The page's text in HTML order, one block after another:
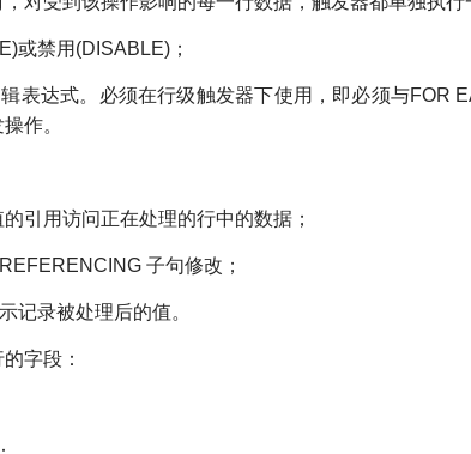
或禁用(DISABLE)；
表达式。必须在行级触发器下使用，即必须与FOR
作。
引用访问正在处理的行中的数据；
子句修改；
记录被处理后的值。
字段：